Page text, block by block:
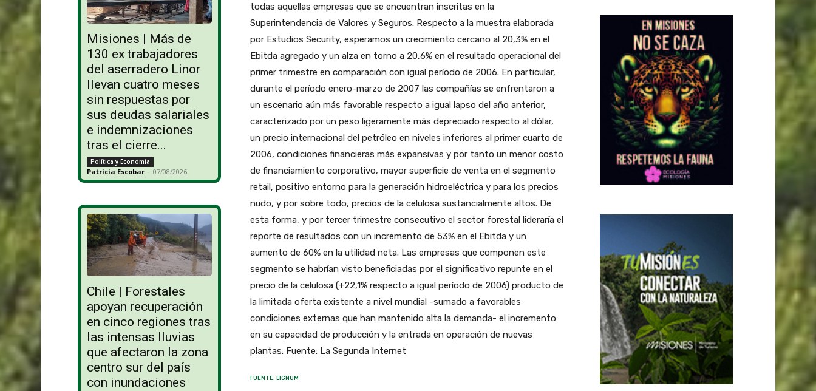
Misiones | Más de
130 ex trabajadores
del aserradero Linor
llevan cuatro meses
sin respuestas por
sus deudas salariales
e indemnizaciones
tras el cierre...
Política y Economía
Patricia Escobar - 07/08/2026
Chile | Forestales
apoyan recuperación
en cinco regiones tras
las intensas lluvias
que afectaron la zona
centro sur del país
con inundaciones
todas aquellas empresas que se encuentran inscritas en la
Superintendencia de Valores y Seguros. Respecto a la muestra elaborada
por Estudios Security, esperamos un crecimiento cercano al 20,3% en el
Ebitda agregado y un alza en torno a 20,6% en el resultado operacional del
primer trimestre en comparación con igual período de 2006. En particular,
durante el período enero-marzo de 2007 las compañías se enfrentaron a
un escenario aún más favorable respecto a igual lapso del año anterior,
caracterizado por un peso ligeramente más depreciado respecto al dólar,
un precio internacional del petróleo en niveles inferiores al primer cuarto de
2006, condiciones financieras más expansivas y por tanto un menor costo
de financiamiento corporativo, mayor superficie de venta en el segmento
retail, positivo entorno para la generación hidroeléctrica y para los precios
nudo, y por sobre todo, precios de la celulosa sustancialmente altos. De
esta forma, y por tercer trimestre consecutivo el sector forestal lideraría el
reporte de resultados con un incremento de 53% en el Ebitda y un
aumento de 60% en la utilidad neta. Las empresas que componen este
segmento se habrían visto beneficiadas por el significativo repunte en el
precio de la celulosa (+22,1% respecto a igual período de 2006) producto de
la limitada oferta existente a nivel mundial -sumado a favorables
condiciones externas que han mantenido alta la demanda- el incremento
en su capacidad de producción y la entrada en operación de nuevas
plantas. Fuente: La Segunda Internet
FUENTE: LIGNUM